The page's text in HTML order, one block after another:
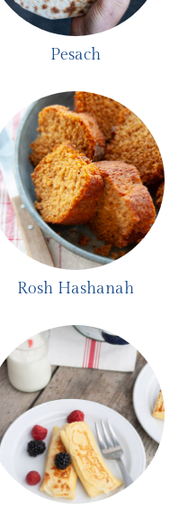
Pesach
Rosh Hashanah